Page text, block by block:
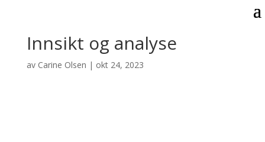
Innsikt og analyse
av Carine Olsen | okt 24, 2023